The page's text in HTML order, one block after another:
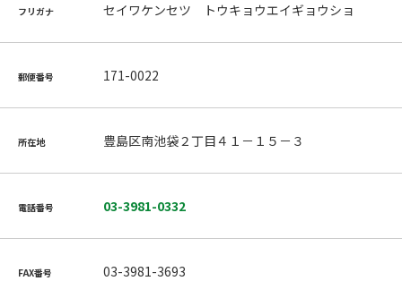
フリガナ セイワケンセツ トウキョウエイギョウショ
郵便番号 171-0022
所在地 豊島区南池袋２丁目４１－１５－３
電話番号 03-3981-0332
FAX番号 03-3981-3693